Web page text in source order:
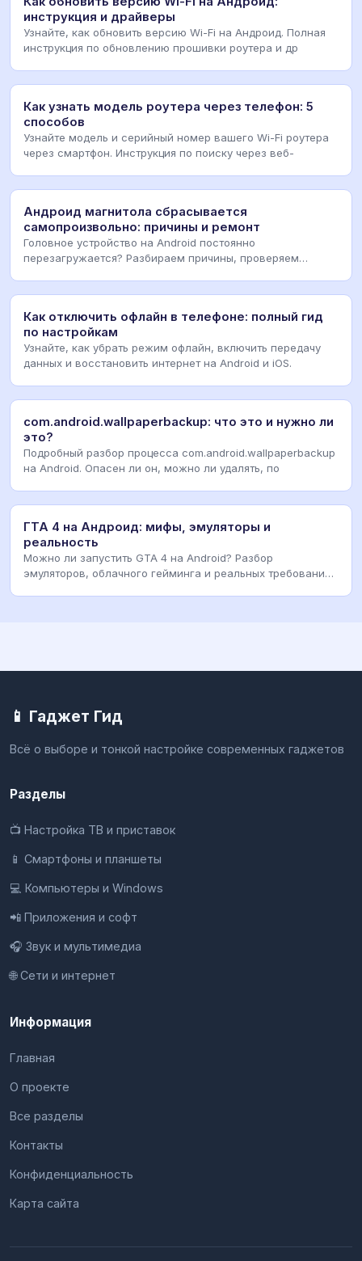
инструкция и драйверы
Узнайте, как обновить версию Wi-Fi на Андроид. Полная
инструкция по обновлению прошивки роутера и др
Как узнать модель роутера через телефон: 5
способов
Узнайте модель и серийный номер вашего Wi-Fi роутера
через смартфон. Инструкция по поиску через веб-
Андроид магнитола сбрасывается
самопроизвольно: причины и ремонт
Головное устройство на Android постоянно
перезагружается? Разбираем причины, проверяем
Как отключить офлайн в телефоне: полный гид
по настройкам
Узнайте, как убрать режим офлайн, включить передачу
данных и восстановить интернет на Android и iOS.
com.android.wallpaperbackup: что это и нужно ли
это?
Подробный разбор процесса com.android.wallpaperbackup
на Android. Опасен ли он, можно ли удалять, по
ГТА 4 на Андроид: мифы, эмуляторы и
реальность
Можно ли запустить GTA 4 на Android? Разбор
эмуляторов, облачного гейминга и реальных требований
📱 Гаджет Гид
Всё о выборе и тонкой настройке современных гаджетов
Разделы
📺 Настройка ТВ и приставок
📱 Смартфоны и планшеты
💻 Компьютеры и Windows
📲 Приложения и софт
🎧 Звук и мультимедиа
🌐 Сети и интернет
Информация
Главная
О проекте
Все разделы
Контакты
Конфиденциальность
Карта сайта